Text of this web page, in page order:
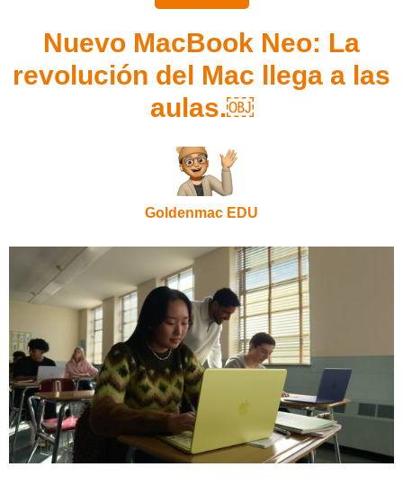
Nuevo MacBook Neo: La
revolución del Mac llega a las
aulas.￼
Goldenmac EDU